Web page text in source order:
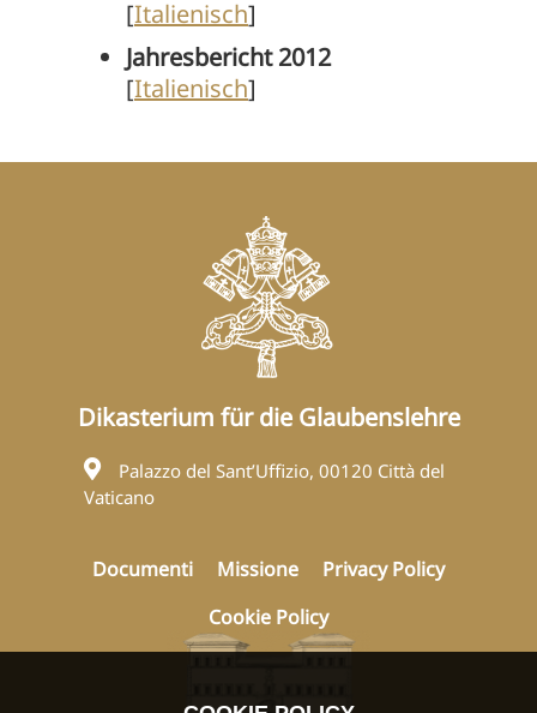
[Italienisch]
Jahresbericht 2012
[Italienisch]
Dikasterium für die Glaubenslehre
Palazzo del Sant’Uffizio, 00120 Città del
Vaticano
Documenti Missione
Privacy Policy
Cookie Policy